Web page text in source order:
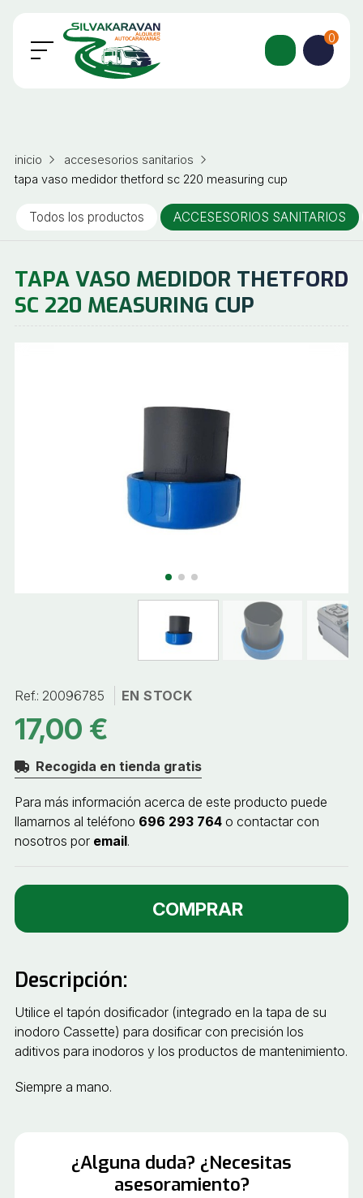
0
inicio
accesesorios sanitarios
tapa vaso medidor thetford sc 220 measuring cup
Todos los productos ACCESESORIOS SANITARIOS
TAPA VASO MEDIDOR THETFORD
SC 220 MEASURING CUP
Ref.: 20096785 EN STOCK
17,00 €
Recogida en tienda gratis
Para más información acerca de este producto puede
llamarnos al teléfono 696 293 764o contactar con
nosotros por email.
COMPRAR
Descripción:
Utilice el tapón dosificador (integrado en la tapa de su
inodoro Cassette) para dosificar con precisión los
aditivos para inodoros y los productos de mantenimiento.
Siempre a mano.
¿Alguna duda? ¿Necesitas
asesoramiento?